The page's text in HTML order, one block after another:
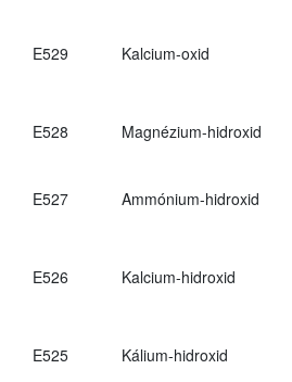
E529 Kalcium-oxid
E528 Magnézium-hidroxid
E527 Ammónium-hidroxid
E526 Kalcium-hidroxid
E525 Kálium-hidroxid